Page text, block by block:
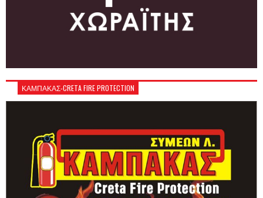
ΚΑΜΠΑΚΑΣ-CRETA FIRE PROTECTION